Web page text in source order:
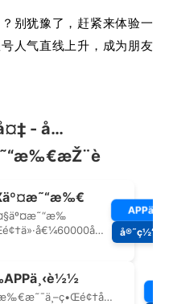
别犹豫了，赶紧来体验一
人气直线上升，成为朋友